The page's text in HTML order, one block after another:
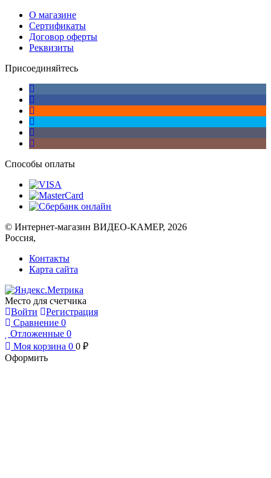
О магазине
Сертификаты
Договор оферты
Реквизиты
Присоединяйтесь
Способы оплаты
© Интернет-магазин ВИДЕО-КАМЕР, 2026
Россия,
Контакты
Карта сайта
Место для счетчика
Войти
Регистрация
Сравнение 0
Отложенные 0
Моя корзина 0 0 ₽
Оформить